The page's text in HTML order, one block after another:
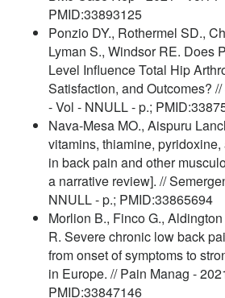
PMID:33893125
Ponzio DY., Rothermel SD.,
Lyman S., Windsor RE. Does
Level Influence Total Hip
Satisfaction, and Outcomes?
- Vol - NNULL - p.;
Nava-Mesa MO., Aispuru
vitamins, thiamine,
in back pain and other
a narrative review]. //
NNULL - p.; PMID:33865694
Morlion B., Finco G.,
R. Severe chronic low back
from onset of symptoms to
in Europe. // Pain Manag -
PMID:33847146